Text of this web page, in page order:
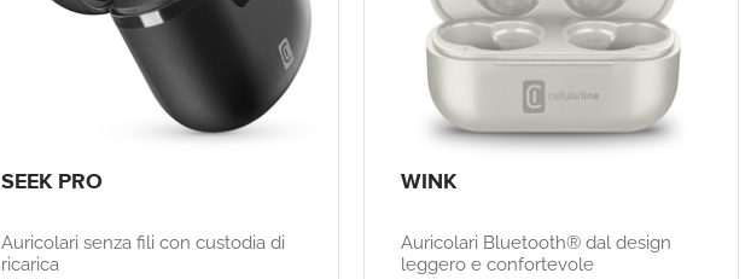
SEEK PRO
Auricolari senza fili con custodia di
ricarica
WINK
Auricolari Bluetooth® dal design
leggero e confortevole